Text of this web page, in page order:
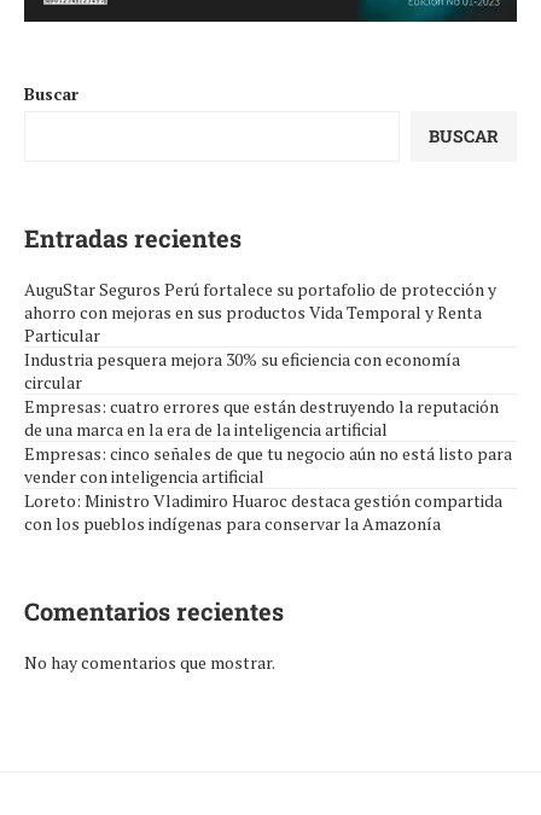
Buscar
BUSCAR
Entradas recientes
AuguStar Seguros Perú fortalece su portafolio de protección y
ahorro con mejoras en sus productos Vida Temporal y Renta
Particular
Industria pesquera mejora 30% su eficiencia con economía
circular
Empresas: cuatro errores que están destruyendo la reputación
de una marca en la era de la inteligencia artificial
Empresas: cinco señales de que tu negocio aún no está listo para
vender con inteligencia artificial
Loreto: Ministro Vladimiro Huaroc destaca gestión compartida
con los pueblos indígenas para conservar la Amazonía
Comentarios recientes
No hay comentarios que mostrar.